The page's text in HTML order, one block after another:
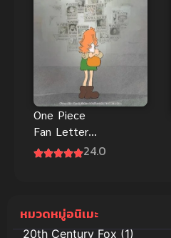
One Piece
Fan Letter
ซับไทย
24.0
หมวดหมู่อนิเมะ
20th Century Fox(1)